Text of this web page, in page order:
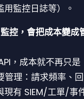
監控日誌等）。
控，會把成本變成
，成本就不再只是
管理：請求頻率、
現有 SIEM/工單/事